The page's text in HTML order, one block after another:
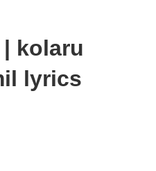
kolaru
lyrics